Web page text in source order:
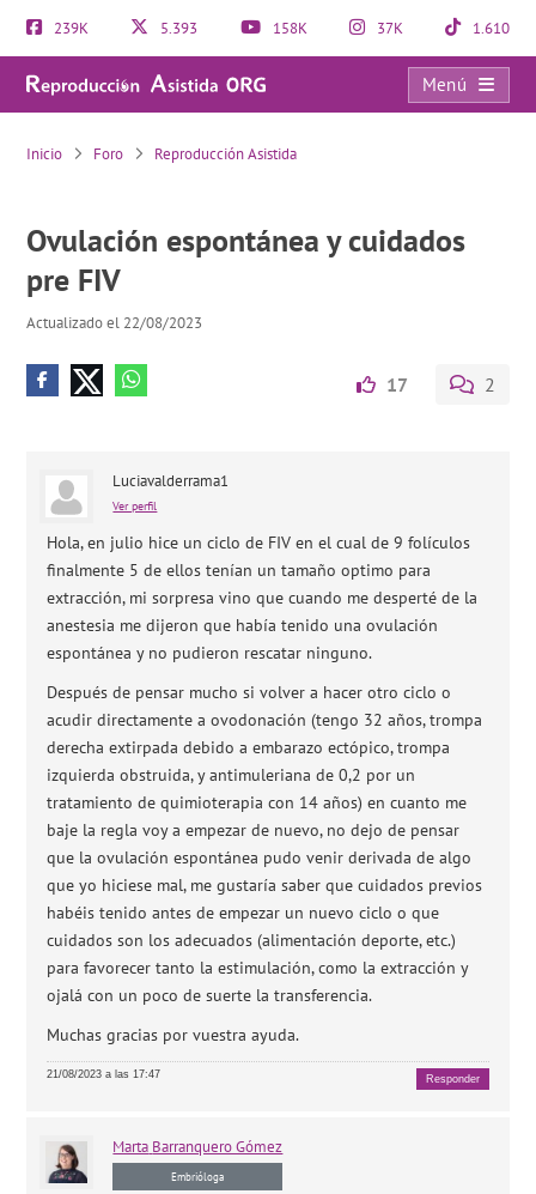
239K 5.393 158K 37K 1.610
Menú
Ovulación espontánea y cuidados pre FIV
Inicio Foro Reproducción Asistida
Ovulación espontánea y cuidados
pre FIV
Actualizado el 22/08/2023
17 2
Luciavalderrama1
Ver perfil
Hola, en julio hice un ciclo de FIV en el cual de 9 folículos
finalmente 5 de ellos tenían un tamaño optimo para
extracción, mi sorpresa vino que cuando me desperté de la
anestesia me dijeron que había tenido una ovulación
espontánea y no pudieron rescatar ninguno.
Después de pensar mucho si volver a hacer otro ciclo o
acudir directamente a ovodonación (tengo 32 años, trompa
derecha extirpada debido a embarazo ectópico, trompa
izquierda obstruida, y antimuleriana de 0,2 por un
tratamiento de quimioterapia con 14 años) en cuanto me
baje la regla voy a empezar de nuevo, no dejo de pensar
que la ovulación espontánea pudo venir derivada de algo
que yo hiciese mal, me gustaría saber que cuidados previos
habéis tenido antes de empezar un nuevo ciclo o que
cuidados son los adecuados (alimentación deporte, etc.)
para favorecer tanto la estimulación, como la extracción y
ojalá con un poco de suerte la transferencia.
Muchas gracias por vuestra ayuda.
21/08/2023 a las 17:47 Responder
Marta Barranquero Gómez
Embrióloga